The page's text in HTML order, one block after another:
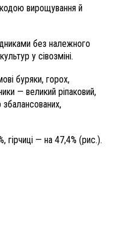
вирощування й
без належного
у сівозміні.
буряки, горох,
— великий ріпаковий,
збалансованих,
гірчиці — на 47,4% (рис.).